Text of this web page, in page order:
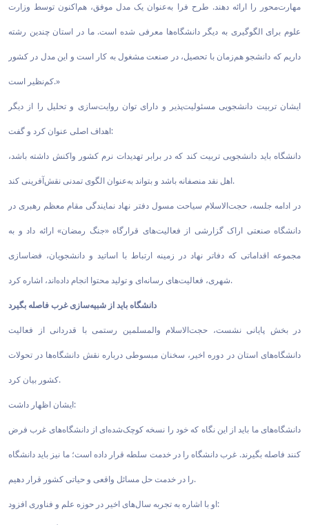
مهارت‌محور را ارائه دهند. طرح فرا به‌عنوان یک مدل موفق، هم‌اکنون توسط وزارت
علوم برای الگوگیری به دیگر دانشگاه‌ها معرفی شده است. ما در استان چندین رشته
داریم که دانشجو هم‌زمان با تحصیل، در صنعت مشغول به کار است و این مدل در کشور
کم‌نظیر است.»
ایشان تربیت دانشجویی مسئولیت‌پذیر و دارای توان روایت‌سازی و تحلیل را از دیگر
اهداف اصلی عنوان کرد و گفت:
دانشگاه باید دانشجویی تربیت کند که در برابر تهدیدات نرم کشور واکنش داشته باشد،
اهل نقد منصفانه باشد و بتواند به‌عنوان الگوی تمدنی نقش‌آفرینی کند.
در ادامه جلسه، حجت‌الاسلام سیاحت مسول دفتر نهاد نمایندگی مقام معظم رهبری در
دانشگاه صنعتی اراک گزارشی از فعالیت‌های قرارگاه «جنگ رمضان» ارائه داد و به
مجموعه اقداماتی که دفاتر نهاد در زمینه ارتباط با اساتید و دانشجویان، فضاسازی
شهری، فعالیت‌های رسانه‌ای و تولید محتوا انجام داده‌اند، اشاره کرد.
دانشگاه باید از شبیه‌سازی غرب فاصله بگیرد
در بخش پایانی نشست، حجت‌الاسلام والمسلمین رستمی با قدردانی از فعالیت
دانشگاه‌های استان در دوره اخیر، سخنان مبسوطی درباره نقش دانشگاه‌ها در تحولات
کشور بیان کرد.
ایشان اظهار داشت:
دانشگاه‌های ما باید از این نگاه که خود را نسخه کوچک‌شده‌ای از دانشگاه‌های غرب فرض
کنند فاصله بگیرند. غرب دانشگاه را در خدمت سلطه قرار داده است؛ ما نیز باید دانشگاه
را در خدمت حل مسائل واقعی و حیاتی کشور قرار دهیم.
او با اشاره به تجربه سال‌های اخیر در حوزه علم و فناوری افزود: